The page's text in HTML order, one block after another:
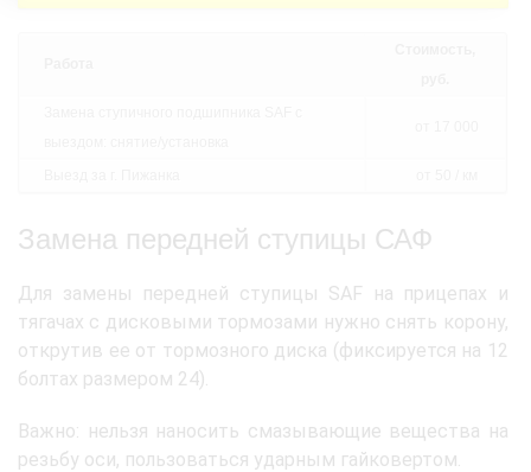
Замена передней ступицы САФ
Для замены передней ступицы SAF на прицепах и
тягачах с дисковыми тормозами нужно снять корону,
открутив ее от тормозного диска (фиксируется на 12
болтах размером 24).
Важно: нельзя наносить смазывающие вещества на
резьбу оси, пользоваться ударным гайковертом.